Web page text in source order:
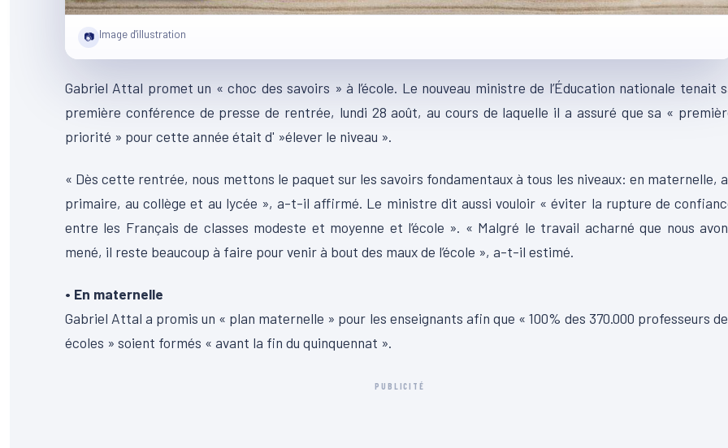
📷 Image d'illustration
Gabriel Attal promet un « choc des savoirs » à l’école. Le nouveau ministre de l’Éducation nationale tenait
première conférence de presse de rentrée, lundi 28 août, au cours de laquelle il a assuré que sa «
priorité » pour cette année était d' »élever le niveau ».
« Dès cette rentrée, nous mettons le paquet sur les savoirs fondamentaux à tous les niveaux: en maternelle,
primaire, au collège et au lycée », a-t-il affirmé. Le ministre dit aussi vouloir « éviter la rupture de
entre les Français de classes modeste et moyenne et l’école ». « Malgré le travail acharné que nous
mené, il reste beaucoup à faire pour venir à bout des maux de l’école », a-t-il estimé.
• En maternelle
Gabriel Attal a promis un « plan maternelle » pour les enseignants afin que « 100% des 370.000 professeurs
écoles » soient formés « avant la fin du quinquennat ».
PUBLICITÉ